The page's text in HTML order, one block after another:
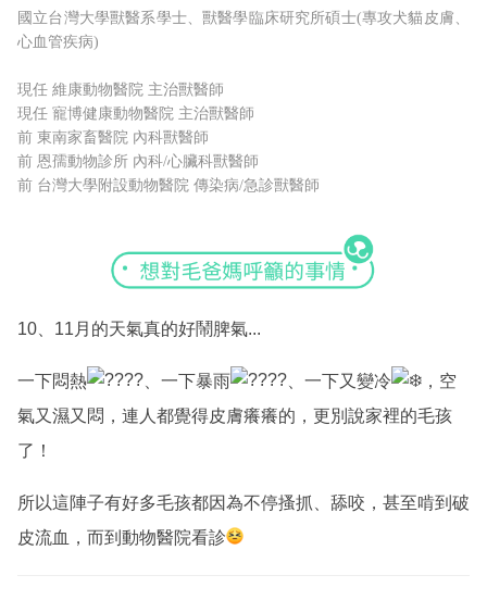
國立台灣大學獸醫系學士、獸醫學臨床研究所碩士(專攻犬貓皮膚、
心血管疾病)
現任 維康動物醫院 主治獸醫師
現任 寵博健康動物醫院 主治獸醫師
前 東南家畜醫院 內科獸醫師
前 恩孺動物診所 內科/心臟科獸醫師
前 台灣大學附設動物醫院 傳染病/急診獸醫師
10、11月的天氣真的好鬧脾氣...
一下悶熱 、一下暴雨 、一下又變冷
，空
氣又濕又悶，連人都覺得皮膚癢癢的，更別說家裡的毛孩
了！
所以這陣子有好多毛孩都因為不停搔抓、舔咬，甚至啃到破
皮流血，而到動物醫院看診